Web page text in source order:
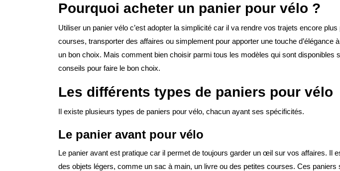
Pourquoi acheter un panier pour vélo ?
Utiliser un panier vélo c’est adopter la simplicité car il va rendre vos trajets encore
courses, transporter des affaires ou simplement pour apporter une touche d’élégance
un bon choix. Mais comment bien choisir parmi tous les modèles qui sont disponibles
conseils pour faire le bon choix.
Les différents types de paniers pour vélo
Il existe plusieurs types de paniers pour vélo, chacun ayant ses spécificités.
Le panier avant pour vélo
Le panier avant est pratique car il permet de toujours garder un œil sur vos affaires. Il
des objets légers, comme un sac à main, un livre ou des petites courses. Ces paniers